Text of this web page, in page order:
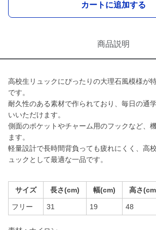
カートに追加する
商品説明
高校生リュックにぴったりの大理石風模様が
です。
耐久性のある素材で作られており、毎日の通
いいただけます。
側面のポケットやチャーム用のフックなど、
ます。
軽量設計で長時間背負っても疲れにくく、高
ュックとして最適な一品です。
サイズ 長さ(cm) 幅(cm) 高さ
フリー 31 19 48